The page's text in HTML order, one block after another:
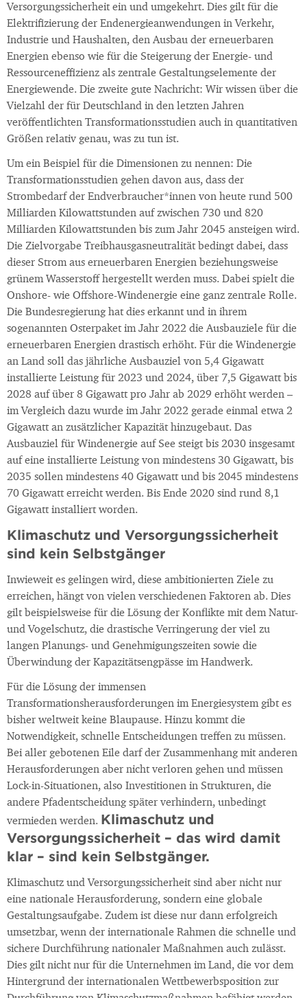
Versorgungssicherheit ein und umgekehrt. Dies gilt für die
Elektrifizierung der Endenergieanwendungen in Verkehr,
Industrie und Haushalten, den Ausbau der erneuerbaren
Energien ebenso wie für die Steigerung der Energie- und
Ressourceneffizienz als zentrale Gestaltungselemente der
Energiewende. Die zweite gute Nachricht: Wir wissen über die
Vielzahl der für Deutschland in den letzten Jahren
veröffentlichten Transformationsstudien auch in quantitativen
Größen relativ genau, was zu tun ist.
Um ein Beispiel für die Dimensionen zu nennen: Die
Transformationsstudien gehen davon aus, dass der
Strombedarf der Endverbraucher*innen von heute rund 500
Milliarden Kilowattstunden auf zwischen 730 und 820
Milliarden Kilowattstunden bis zum Jahr 2045 ansteigen wird.
Die Zielvorgabe Treibhausgasneutralität bedingt dabei, dass
dieser Strom aus erneuerbaren Energien beziehungsweise
grünem Wasserstoff hergestellt werden muss. Dabei spielt die
Onshore- wie Offshore-Windenergie eine ganz zentrale Rolle.
Die Bundesregierung hat dies erkannt und in ihrem
sogenannten Osterpaket im Jahr 2022 die Ausbauziele für die
erneuerbaren Energien drastisch erhöht. Für die Windenergie
an Land soll das jährliche Ausbauziel von 5,4 Gigawatt
installierte Leistung für 2023 und 2024, über 7,5 Gigawatt bis
2028 auf über 8 Gigawatt pro Jahr ab 2029 erhöht werden –
im Vergleich dazu wurde im Jahr 2022 gerade einmal etwa 2
Gigawatt an zusätzlicher Kapazität hinzugebaut. Das
Ausbauziel für Windenergie auf See steigt bis 2030 insgesamt
auf eine installierte Leistung von mindestens 30 Gigawatt, bis
2035 sollen mindestens 40 Gigawatt und bis 2045 mindestens
70 Gigawatt erreicht werden. Bis Ende 2020 sind rund 8,1
Gigawatt installiert worden.
Klimaschutz und Versorgungssicherheit
sind kein Selbstgänger
Inwieweit es gelingen wird, diese ambitionierten Ziele zu
erreichen, hängt von vielen verschiedenen Faktoren ab. Dies
gilt beispielsweise für die Lösung der Konflikte mit dem Natur-
und Vogelschutz, die drastische Verringerung der viel zu
langen Planungs- und Genehmigungszeiten sowie die
Überwindung der Kapazitätsengpässe im Handwerk.
Für die Lösung der immensen
Transformationsherausforderungen im Energiesystem gibt es
bisher weltweit keine Blaupause. Hinzu kommt die
Notwendigkeit, schnelle Entscheidungen treffen zu müssen.
Bei aller gebotenen Eile darf der Zusammenhang mit anderen
Herausforderungen aber nicht verloren gehen und müssen
Lock-in-Situationen, also Investitionen in Strukturen, die
andere Pfadentscheidung später verhindern, unbedingt
vermieden werden. Klimaschutz und
Versorgungssicherheit – das wird damit
klar – sind kein Selbstgänger.
Klimaschutz und Versorgungssicherheit sind aber nicht nur
eine nationale Herausforderung, sondern eine globale
Gestaltungsaufgabe. Zudem ist diese nur dann erfolgreich
umsetzbar, wenn der internationale Rahmen die schnelle und
sichere Durchführung nationaler Maßnahmen auch zulässt.
Dies gilt nicht nur für die Unternehmen im Land, die vor dem
Hintergrund der internationalen Wettbewerbsposition zur